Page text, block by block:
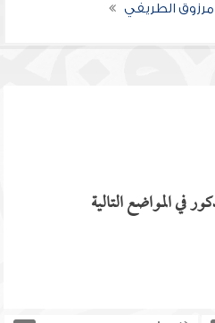
مرزوق الطريفي
في المواضع التالية